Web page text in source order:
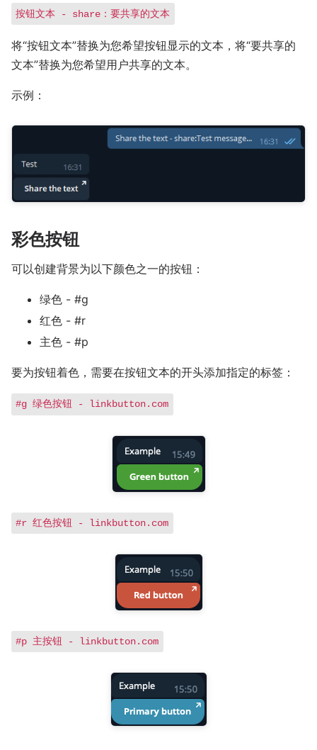
按钮文本 - share：要共享的文本
将“按钮文本”替换为您希望按钮显示的文本，将“要共享的
文本”替换为您希望用户共享的文本。
示例：
彩色按钮
可以创建背景为以下颜色之一的按钮：
绿色 - #g
红色 - #r
主色 - #p
要为按钮着色，需要在按钮文本的开头添加指定的标签：
#g 绿色按钮 - linkbutton.com
#r 红色按钮 - linkbutton.com
#p 主按钮 - linkbutton.com